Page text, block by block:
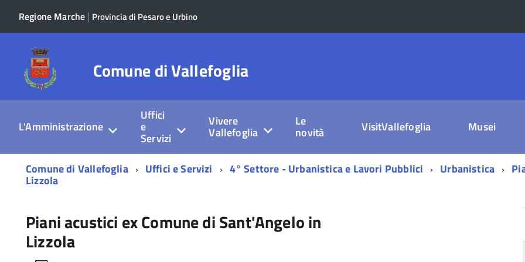
Regione Marche | Provincia di Pesaro e Urbino
Comune di Vallefoglia
L'Amministrazione
Uffici
e
Servizi
Vivere
Vallefoglia
Le
novità VisitVallefoglia Musei
MenuComune di Vallefoglia Uffici e Servizi 4° Settore - Urbanistica e Lavori Pubblici Urbanistica
Lizzola
Piani acustici ex Comune di Sant'Angelo in
Lizzola